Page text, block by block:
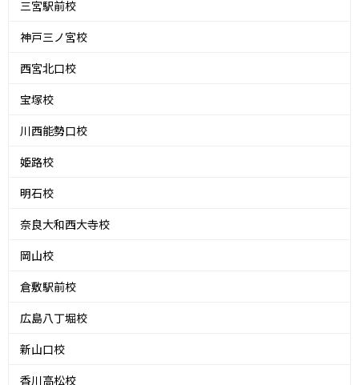
三宮駅前校
神戸三ノ宮校
西宮北口校
宝塚校
川西能勢口校
姫路校
明石校
奈良大和西大寺校
岡山校
倉敷駅前校
広島八丁堀校
新山口校
香川高松校